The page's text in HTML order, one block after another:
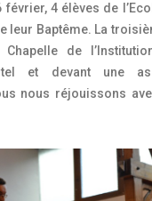
février, 4 élèves de
leur Baptême. La
de
et devant une
nous réjouissons